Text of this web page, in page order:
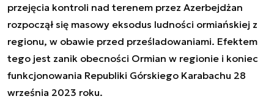
przejęcia kontroli nad terenem przez Azerbejdżan
rozpoczął się masowy eksodus ludności ormiańskiej z
regionu, w obawie przed prześladowaniami. Efektem
tego jest zanik obecności Ormian w regionie i koniec
funkcjonowania Republiki Górskiego Karabachu 28
września 2023 roku.